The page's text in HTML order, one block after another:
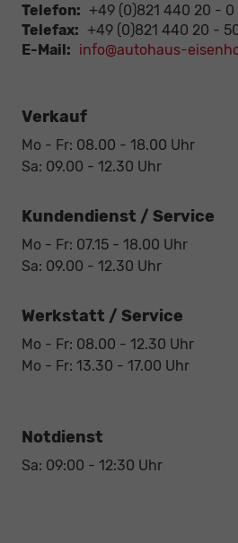
Telefon: +49 (0)821 440 20 - 0
Telefax: +49 (0)821 440 20 -
E-Mail: info@autohaus-
Verkauf
Mo - Fr: 08.00 - 18.00 Uhr
Sa: 09.00 - 12.30 Uhr
Kundendienst / Service
Mo - Fr: 07.15 - 18.00 Uhr
Sa: 09.00 - 12.30 Uhr
Werkstatt / Service
Mo - Fr: 08.00 - 12.30 Uhr
Mo - Fr: 13.30 - 17.00 Uhr
Notdienst
Sa: 09:00 - 12:30 Uhr